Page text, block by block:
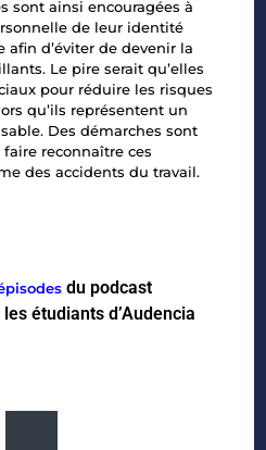
sont ainsi encouragées à
de leur identité
d’éviter de devenir la
Le pire serait qu’elles
pour réduire les risques
qu’ils représentent un
Des démarchessont
reconnaître ces
des accidentsdu travail.
du podcast
étudiants d’Audencia